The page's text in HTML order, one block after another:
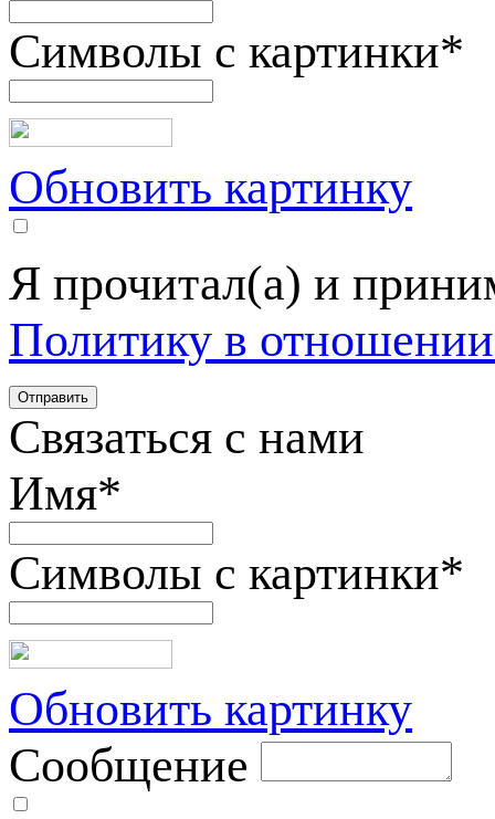
Символы с картинки*
Обновить картинку
Я прочитал(а) и
Политику в
Связаться с нами
Имя*
Символы с картинки*
Обновить картинку
Сообщение